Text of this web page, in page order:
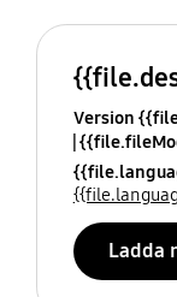
Version
Ladda